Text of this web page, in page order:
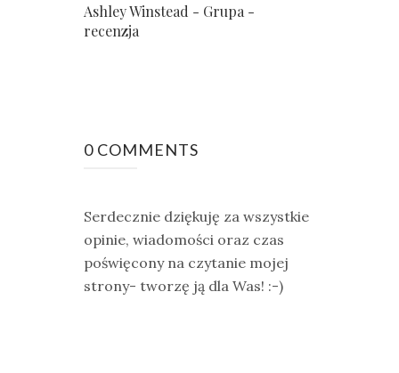
Ashley Winstead - Grupa -
recenzja
0 COMMENTS
Serdecznie dziękuję za wszystkie
opinie, wiadomości oraz czas
poświęcony na czytanie mojej
strony- tworzę ją dla Was! :-)